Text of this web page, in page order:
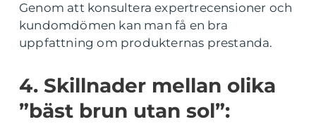
Genom att konsultera expertrecensioner och
kundomdömen kan man få en bra
uppfattning om produkternas prestanda.
4. Skillnader mellan olika
”bäst brun utan sol”: